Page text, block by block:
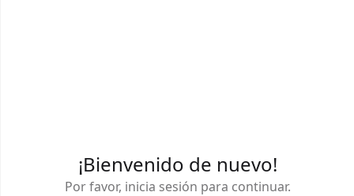
¡Bienvenido de nuevo!
Por favor, inicia sesión para continuar.